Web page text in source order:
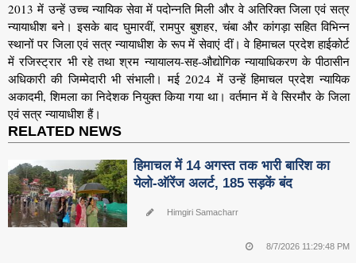
2013 में उन्हें उच्च न्यायिक सेवा में पदोन्नति मिली और वे अतिरिक्त जिला एवं सत्र
न्यायाधीश बने। इसके बाद घुमारवीं, रामपुर बुशहर, चंबा और कांगड़ा सहित विभिन्न
स्थानों पर जिला एवं सत्र न्यायाधीश के रूप में सेवाएं दीं। वे हिमाचल प्रदेश हाईकोर्ट
में रजिस्ट्रार भी रहे तथा श्रम न्यायालय-सह-औद्योगिक न्यायाधिकरण के पीठासीन
अधिकारी की जिम्मेदारी भी संभाली। मई 2024 में उन्हें हिमाचल प्रदेश न्यायिक
अकादमी, शिमला का निदेशक नियुक्त किया गया था। वर्तमान में वे सिरमौर के जिला
एवं सत्र न्यायाधीश हैं।
RELATED NEWS
हिमाचल में 14 अगस्त तक भारी बारिश का
येलो-ऑरेंज अलर्ट, 185 सड़कें बंद
Himgiri Samacharr
8/7/2026 11:29:48 PM